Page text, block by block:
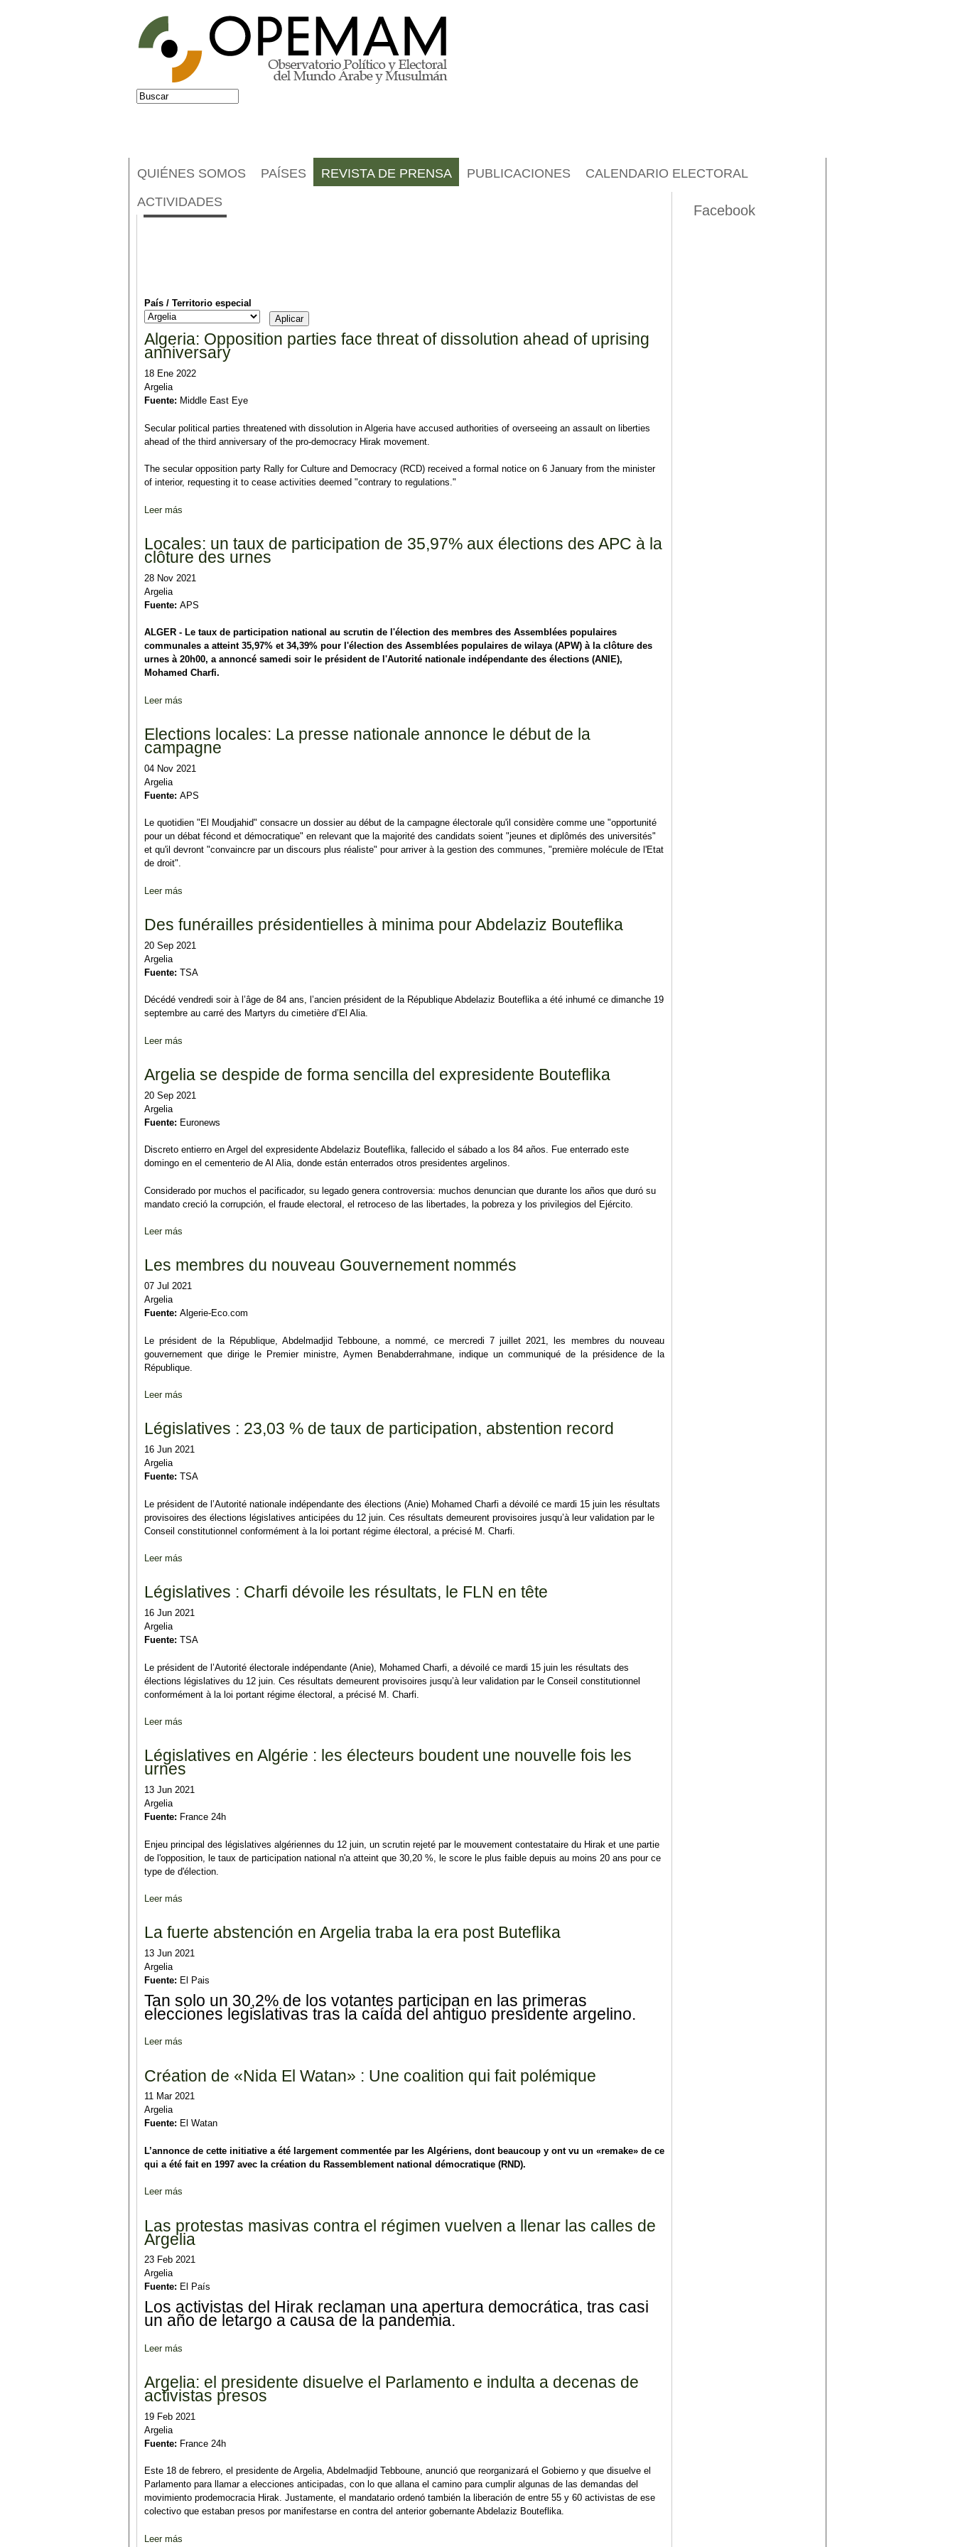
Formulario de búsqueda
Buscar
Noticias
País / Territorio especial
Algeria: Opposition parties face threat of dissolution ahead of uprising
anniversary
18 Ene 2022
Argelia
Fuente: Middle East Eye
Secular political parties threatened with dissolution in Algeria have accused authorities of overseeing an assault on liberties
ahead of the third anniversary of the pro-democracy Hirak movement.
The secular opposition party Rally for Culture and Democracy (RCD) received a formal notice on 6 January from the minister
of interior, requesting it to cease activities deemed "contrary to regulations."
Leer más
Locales: un taux de participation de 35,97% aux élections des APC à la
clôture des urnes
28 Nov 2021
Argelia
Fuente: APS
ALGER - Le taux de participation national au scrutin de l'élection des membres des Assemblées populaires
communales a atteint 35,97% et 34,39% pour l'élection des Assemblées populaires de wilaya (APW) à la clôture des
urnes à 20h00, a annoncé samedi soir le président de l'Autorité nationale indépendante des élections (ANIE),
Mohamed Charfi.
Leer más
Elections locales: La presse nationale annonce le début de la
campagne
04 Nov 2021
Argelia
Fuente: APS
Le quotidien "El Moudjahid" consacre un dossier au début de la campagne électorale qu'il considère comme une "opportunité
pour un débat fécond et démocratique" en relevant que la majorité des candidats soient "jeunes et diplômés des universités"
et qu'il devront "convaincre par un discours plus réaliste" pour arriver à la gestion des communes, "première molécule de l'Etat
de droit".
Leer más
Des funérailles présidentielles à minima pour Abdelaziz Bouteflika
20 Sep 2021
Argelia
Fuente: TSA
Décédé vendredi soir à l’âge de 84 ans, l’ancien président de la République Abdelaziz Bouteflika a été inhumé ce dimanche 19
septembre au carré des Martyrs du cimetière d’El Alia.
Leer más
Argelia se despide de forma sencilla del expresidente Bouteflika
20 Sep 2021
Argelia
Fuente: Euronews
Discreto entierro en Argel del expresidente Abdelaziz Bouteflika, fallecido el sábado a los 84 años. Fue enterrado este
domingo en el cementerio de Al Alia, donde están enterrados otros presidentes argelinos.
Considerado por muchos el pacificador, su legado genera controversia: muchos denuncian que durante los años que duró su
mandato creció la corrupción, el fraude electoral, el retroceso de las libertades, la pobreza y los privilegios del Ejército.
Leer más
Les membres du nouveau Gouvernement nommés
07 Jul 2021
Argelia
Fuente: Algerie-Eco.com
Le président de la République, Abdelmadjid Tebboune, a nommé, ce mercredi 7 juillet 2021, les membres du nouveau
gouvernement que dirige le Premier ministre, Aymen Benabderrahmane, indique un communiqué de la présidence de la
République.
Leer más
Législatives : 23,03 % de taux de participation, abstention record
16 Jun 2021
Argelia
Fuente: TSA
Le président de l’Autorité nationale indépendante des élections (Anie) Mohamed Charfi a dévoilé ce mardi 15 juin les résultats
provisoires des élections législatives anticipées du 12 juin. Ces résultats demeurent provisoires jusqu’à leur validation par le
Conseil constitutionnel conformément à la loi portant régime électoral, a précisé M. Charfi.
Leer más
Législatives : Charfi dévoile les résultats, le FLN en tête
16 Jun 2021
Argelia
Fuente: TSA
Le président de l’Autorité électorale indépendante (Anie), Mohamed Charfi, a dévoilé ce mardi 15 juin les résultats des
élections législatives du 12 juin. Ces résultats demeurent provisoires jusqu’à leur validation par le Conseil constitutionnel
conformément à la loi portant régime électoral, a précisé M. Charfi.
Leer más
Législatives en Algérie : les électeurs boudent une nouvelle fois les
urnes
13 Jun 2021
Argelia
Fuente: France 24h
Enjeu principal des législatives algériennes du 12 juin, un scrutin rejeté par le mouvement contestataire du Hirak et une partie
de l'opposition, le taux de participation national n'a atteint que 30,20 %, le score le plus faible depuis au moins 20 ans pour ce
type de d'élection.
Leer más
La fuerte abstención en Argelia traba la era post Buteflika
13 Jun 2021
Argelia
Fuente: El Pais
Tan solo un 30,2% de los votantes participan en las primeras
elecciones legislativas tras la caída del antiguo presidente argelino.
Leer más
Création de «Nida El Watan» : Une coalition qui fait polémique
11 Mar 2021
Argelia
Fuente: El Watan
L’annonce de cette initiative a été largement commentée par les Algériens, dont beaucoup y ont vu un «remake» de ce
qui a été fait en 1997 avec la création du Rassemblement national démocratique (RND).
Leer más
Las protestas masivas contra el régimen vuelven a llenar las calles de
Argelia
23 Feb 2021
Argelia
Fuente: El País
Los activistas del Hirak reclaman una apertura democrática, tras casi
un año de letargo a causa de la pandemia.
Leer más
Argelia: el presidente disuelve el Parlamento e indulta a decenas de
activistas presos
19 Feb 2021
Argelia
Fuente: France 24h
Este 18 de febrero, el presidente de Argelia, Abdelmadjid Tebboune, anunció que reorganizará el Gobierno y que disuelve el
Parlamento para llamar a elecciones anticipadas, con lo que allana el camino para cumplir algunas de las demandas del
movimiento prodemocracia Hirak. Justamente, el mandatario ordenó también la liberación de entre 55 y 60 activistas de ese
colectivo que estaban presos por manifestarse en contra del anterior gobernante Abdelaziz Bouteflika.
Leer más
QUIÉNES SOMOS PAÍSES REVISTA DE PRENSA PUBLICACIONES CALENDARIO ELECTORAL
ACTIVIDADES
Facebook